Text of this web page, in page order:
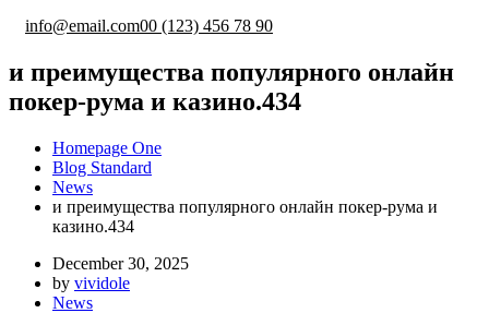
info@email.com00 (123) 456 78 90
и преимущества популярного онлайн
покер-рума и казино.434
Homepage One
Blog Standard
News
и преимущества популярного онлайн покер-рума и
казино.434
December 30, 2025
by vividole
News